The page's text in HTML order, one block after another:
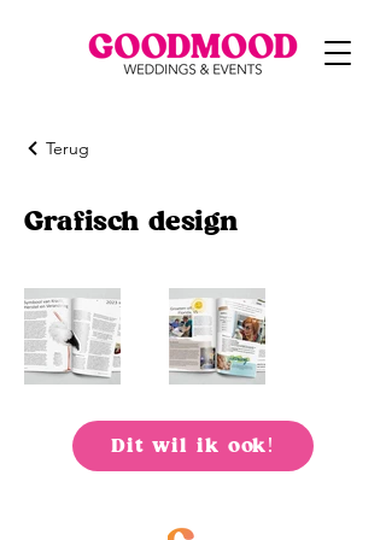
Terug
Grafisch design
Dit wil ik ook!